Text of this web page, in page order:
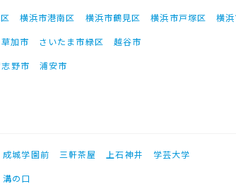
横浜市港南区 横浜市鶴見区 横浜市戸塚区
横
草加市 さいたま市緑区
越谷市
野市 浦安市
成城学園前 三軒茶屋 上石神井
学芸大学
溝の口